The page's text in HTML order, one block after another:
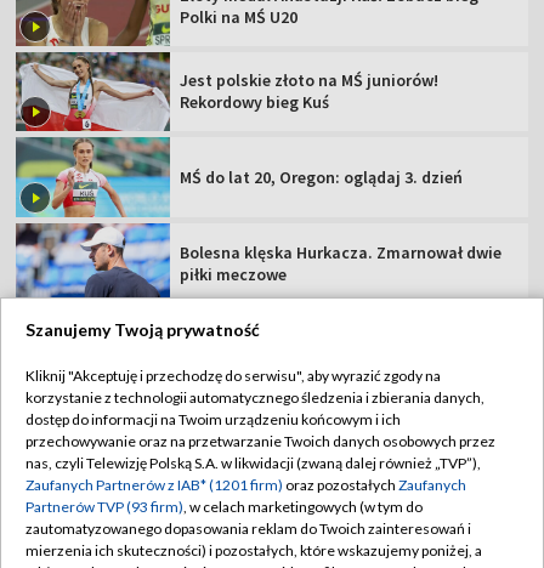
Polki na MŚ U20
Jest polskie złoto na MŚ juniorów!
Rekordowy bieg Kuś
MŚ do lat 20, Oregon: oglądaj 3. dzień
Bolesna klęska Hurkacza. Zmarnował dwie
piłki meczowe
TVP
Abonament TVP
Sklep TVP
Biuro Reklamy
Oferta Handlowa
Regulamin TVP
Polityka prywatności
Moje zgody
Biuro reklamy
Szanujemy Twoją prywatność
Kliknij "Akceptuję i przechodzę do serwisu", aby wyrazić zgody na
korzystanie z technologii automatycznego śledzenia i zbierania danych,
dostęp do informacji na Twoim urządzeniu końcowym i ich
przechowywanie oraz na przetwarzanie Twoich danych osobowych przez
nas, czyli Telewizję Polską S.A. w likwidacji (zwaną dalej również „TVP”),
Zaufanych Partnerów z IAB* (1201 firm) oraz pozostałych Zaufanych
Partnerów TVP (93 firm), w celach marketingowych (w tym do
zautomatyzowanego dopasowania reklam do Twoich zainteresowań i
mierzenia ich skuteczności) i pozostałych, które wskazujemy poniżej, a